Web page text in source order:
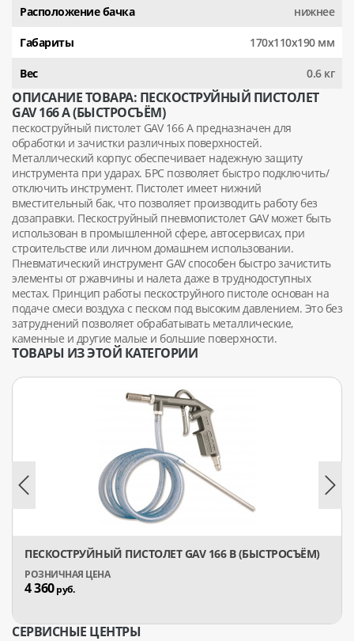
Расположение бачка нижнее
Габариты 170х110х190 мм
Вес 0.6 кг
ОПИСАНИЕ ТОВАРА: ПЕСКОСТРУЙНЫЙ ПИСТОЛЕТ
GAV 166 A (БЫСТРОСЪЁМ)
пескоструйный пистолет GAV 166 А предназначен для
обработки и зачистки различных поверхностей.
Металлический корпус обеспечивает надежную защиту
инструмента при ударах. БРС позволяет быстро подключить/
отключить инструмент. Пистолет имеет нижний
вместительный бак, что позволяет производить работу без
дозаправки. Пескоструйный пневмопистолет GAV может быть
использован в промышленной сфере, автосервисах, при
строительстве или личном домашнем использовании.
Пневматический инструмент GAV способен быстро зачистить
элементы от ржавчины и налета даже в труднодоступных
местах. Принцип работы пескоструйного пистоле основан на
подаче смеси воздуха с песком под высоким давлением. Это без
затруднений позволяет обрабатывать металлические,
каменные и другие малые и большие поверхности.
ТОВАРЫ ИЗ ЭТОЙ КАТЕГОРИИ
ПЕСКОСТРУЙНЫЙ ПИСТОЛЕТ GAV 166 B (БЫСТРОСЪЁМ)
4 360руб.
СЕРВИСНЫЕ ЦЕНТРЫ